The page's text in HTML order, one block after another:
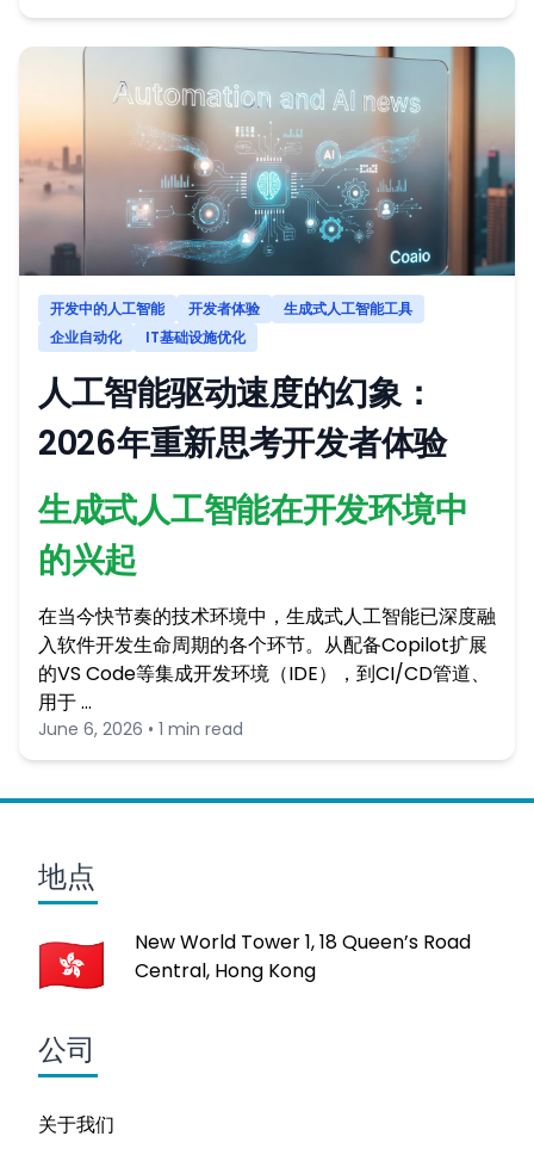
开发中的人工智能 开发者体验
生成式人工智能工具
企业自动化
IT基础设施优化
人工智能驱动速度的幻象：
2026年重新思考开发者体验
生成式人工智能在开发环境中
的兴起
在当今快节奏的技术环境中，生成式人工智能已深度融
入软件开发生命周期的各个环节。从配备Copilot扩展
的VS Code等集成开发环境（IDE），到CI/CD管道、
用于 …
June 6, 2026 • 1 min read
地点
New World Tower 1, 18 Queen’s Road
Central, Hong Kong
公司
关于我们